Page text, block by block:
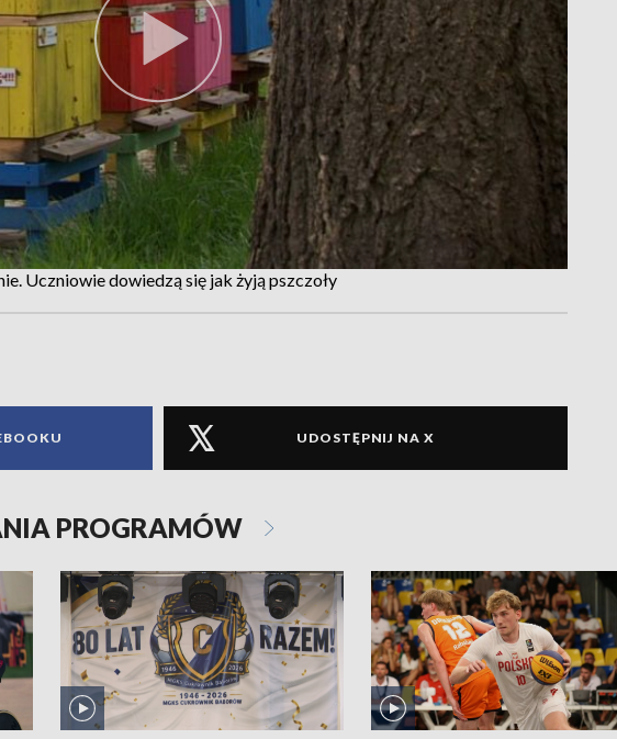
Uczniowie dowiedzą się jak żyją pszczoły
UDOSTĘPNIJ NA X
PROGRAMÓW